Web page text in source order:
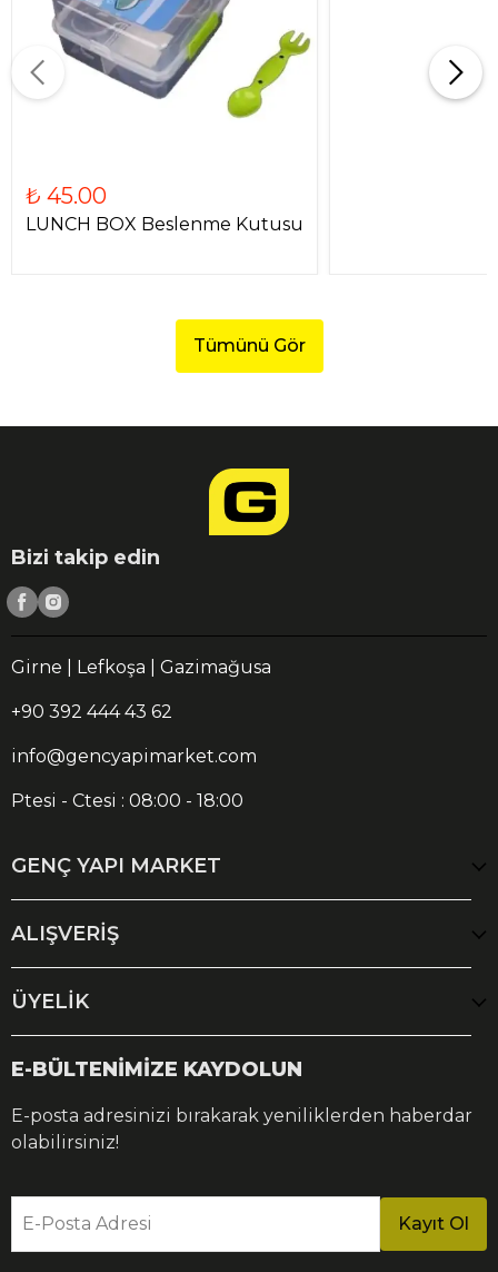
₺ 45.00
LUNCH BOX Beslenme Kutusu
Tümünü Gör
Bizi takip edin
Girne | Lefkoşa | Gazimağusa
+90 392 444 43 62
info@gencyapimarket.com
Ptesi - Ctesi : 08:00 - 18:00
GENÇ YAPI MARKET
ALIŞVERİŞ
ÜYELİK
E-BÜLTENİMİZE KAYDOLUN
E-posta adresinizi bırakarak yeniliklerden haberdar
olabilirsiniz!
E-Posta Adresi Kayıt Ol